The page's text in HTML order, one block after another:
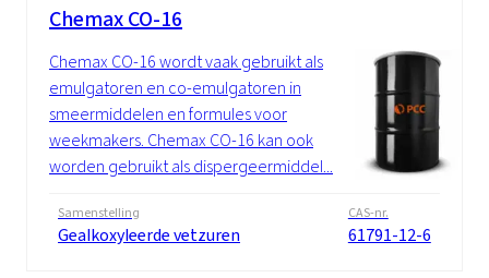
Chemax CO-16
Chemax CO-16 wordt vaak gebruikt als
emulgatoren en co-emulgatoren in
smeermiddelen en formules voor
weekmakers. Chemax CO-16 kan ook
worden gebruikt als dispergeermiddel...
Samenstelling
Gealkoxyleerde vetzuren
CAS-nr.
61791-12-6